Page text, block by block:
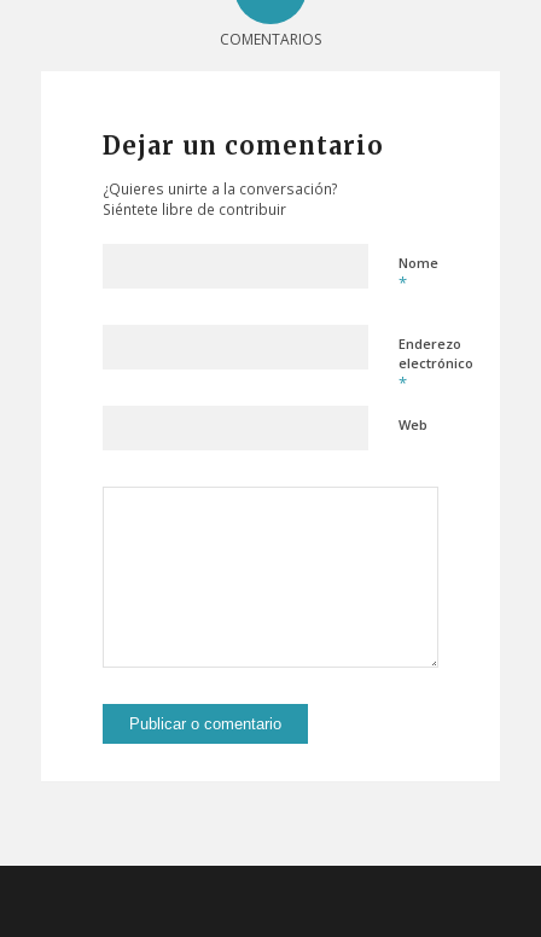
COMENTARIOS
Dejar un comentario
¿Quieres unirte a la conversación?
Siéntete libre de contribuir
Nome
*
Enderezo
electrónico
*
Web